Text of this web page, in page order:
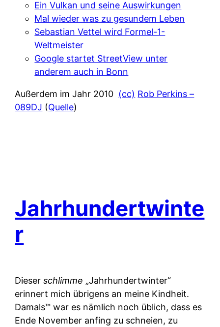
Ein Vulkan und seine Auswirkungen
Mal wieder was zu gesundem Leben
Sebastian Vettel wird Formel-1-
Weltmeister
Google startet StreetView unter
anderem auch in Bonn
Außerdem im Jahr 2010 (cc) Rob Perkins –
089DJ (Quelle)
Jahrhundertwinte
r
Dieserschlimme „Jahrhundertwinter“
erinnert mich übrigens an meine Kindheit.
Damals™ war es nämlich noch üblich, dass es
Ende November anfing zu schneien, zu